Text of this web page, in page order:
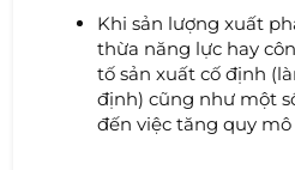
Khi sản lượng xuất
thừa năng lực hay
tố sản xuất cố định
định) cũng như một
đến việc tăng quy mô